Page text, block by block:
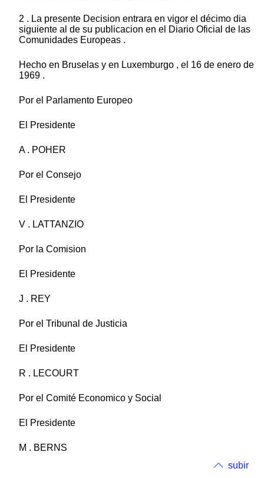
2 . La presente Decision entrara en vigor el décimo dia
siguiente al de su publicacion en el Diario Oficial de las
Comunidades Europeas .
Hecho en Bruselas y en Luxemburgo , el 16 de enero de
1969 .
Por el Parlamento Europeo
El Presidente
A . POHER
Por el Consejo
El Presidente
V . LATTANZIO
Por la Comision
El Presidente
J . REY
Por el Tribunal de Justicia
El Presidente
R . LECOURT
Por el Comité Economico y Social
El Presidente
M . BERNS
subir